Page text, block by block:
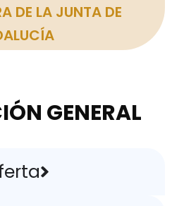
DE LA JUNTA DE
GENERAL